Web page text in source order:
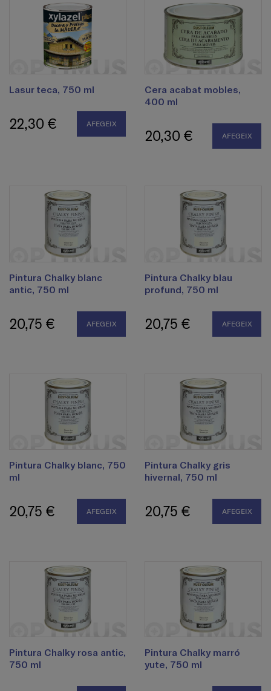
Lasur teca, 750 ml
22,30 € AFEGEIX
Cera acabat mobles,
400 ml
20,30 € AFEGEIX
Pintura Chalky blanc
antic, 750 ml
20,75 € AFEGEIX
Pintura Chalky blau
profund, 750 ml
20,75 € AFEGEIX
Pintura Chalky blanc, 750
ml
20,75 € AFEGEIX
Pintura Chalky gris
hivernal, 750 ml
20,75 € AFEGEIX
Pintura Chalky rosa antic,
750 ml
Pintura Chalky marró
yute, 750 ml